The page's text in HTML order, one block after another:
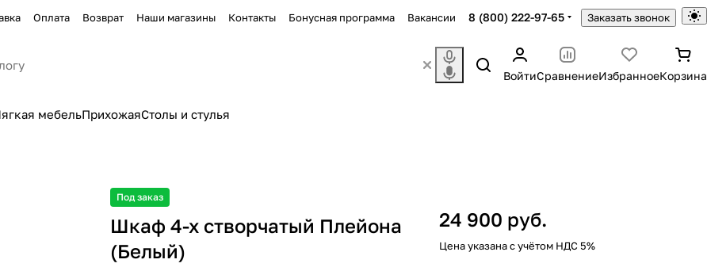
Оплата Возврат Наши магазины Контакты Бонусная программа Вакансии 8 (800) 222-97-65 Заказать звонок
ВойтиСравнениеИзбранноеКорзина
мебельПрихожаяСтолы и стулья
Под заказ
Шкаф 4-х створчатый Плейона
(Белый)
24 900 руб.
Цена указана с учётом НДС 5%